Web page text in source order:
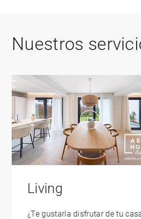
Nuestros
Living
¿Te gustaría disfrutar de tu